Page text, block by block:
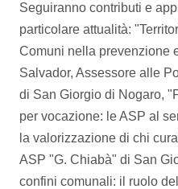
Seguiranno contributi e
particolare attualità:
Comuni nella prevenzione
Salvador, Assessore alle
di San Giorgio di Nogaro,
per vocazione: le ASP al
la valorizzazione di chi
ASP "G. Chiabà" di San
confini comunali: il ruolo